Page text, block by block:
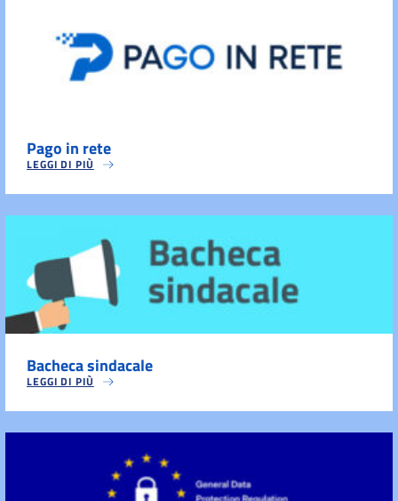
Pago in rete
LEGGI DI PIÙ
Bacheca sindacale
LEGGI DI PIÙ